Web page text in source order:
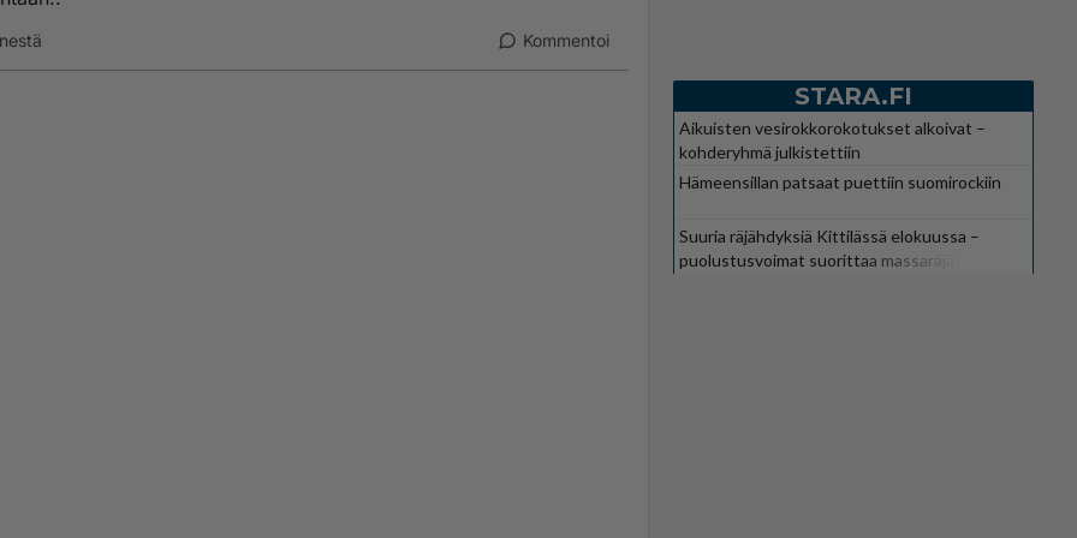
Kommentoi
STARA.FI
Aikuisten vesirokkorokotukset alkoivat –
kohderyhmä julkistettiin
Hämeensillan patsaat puettiin suomirockiin
Suuria räjähdyksiä Kittilässä elokuussa –
puolustusvoimat suorittaa massaräjäytyksiä